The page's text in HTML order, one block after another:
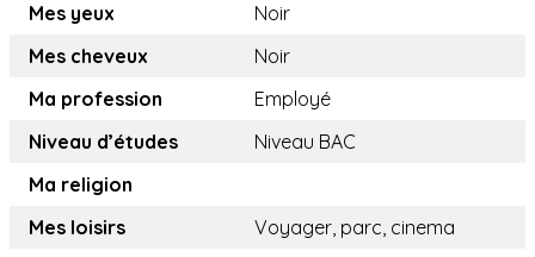
Mes yeux
Noir
Mes cheveux
Noir
Ma profession
Employé
Niveau d’études
Niveau BAC
Ma religion
Mes loisirs
Voyager, parc, cinema